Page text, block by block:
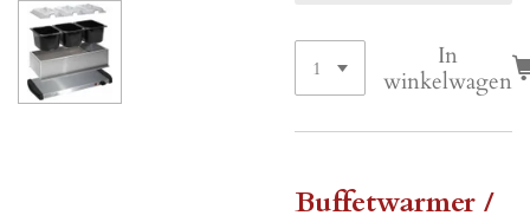
In
winkelwagen
Buffetwarmer /